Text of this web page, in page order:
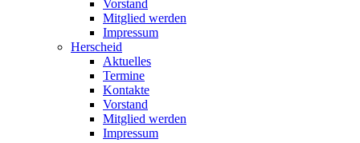
Vorstand
Mitglied werden
Impressum
Herscheid
Aktuelles
Termine
Kontakte
Vorstand
Mitglied werden
Impressum